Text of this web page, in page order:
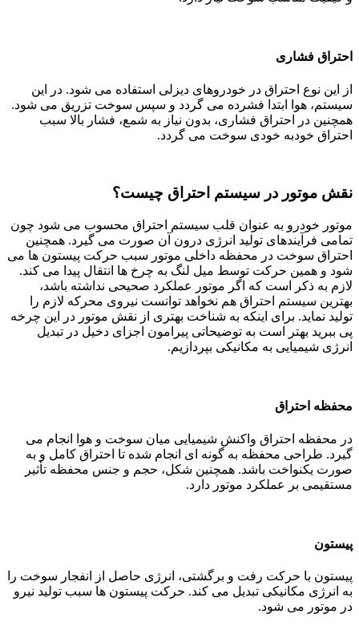
احتراق فشاری
از این نوع احتراق در خودروهای دیزلی استفاده می شود. در این
سیستم، هوا ابتدا فشرده می گردد و سپس سوخت تزریق می شود.
همچنین در احتراق فشاری، بدون نیاز به شمع، فشار بالا سبب
احتراق خودبه خودی سوخت می گردد.
نقش موتور در سیستم احتراق چیست؟
موتور خودرو به عنوان قلب سیستم احتراق محسوب می شود چون
تمامی فرآیندهای تولید انرژی درون آن صورت می گیرد. همچنین
احتراق سوخت در محفظه داخلی موتور سبب حرکت پیستون ها می
شود و همین حرکت توسط میل لنگ به چرخ ها انتقال پیدا می کند.
لازم به ذکر است که اگر موتور عملکرد صحیحی نداشته باشد،
بهترین سیستم احتراق هم نخواهد توانست نیروی محرکه لازم را
تولید نماید. برای اینکه به شناخت بهتری از نقش موتور در این چرخه
پی ببرید بهتر است به توضیحاتی پیرامون اجزای دخیل در تبدیل
انرژی شیمیایی به مکانیکی بپردازیم.
محفظه احتراق
در محفظه احتراق واکنش شیمیایی میان سوخت و هوا انجام می
گیرد. طراحی محفظه به گونه ای انجام شده تا احتراق کامل و به
صورت یکنواخت باشد. همچنین شکل، حجم و جنس محفظه تأثیر
مستقیمی بر عملکرد موتور دارد.
پیستون
پیستون با حرکت رفت و برگشتی، انرژی حاصل از انفجار سوخت را
به انرژی مکانیکی تبدیل می کند. حرکت پیستون ها سبب تولید نیرو
در موتور می شود.